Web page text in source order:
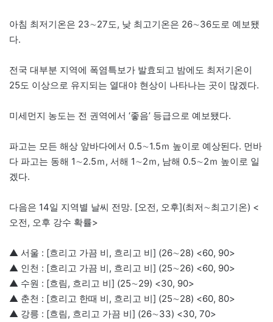
아침 최저기온은 23∼27도, 낮 최고기온은 26∼36도로 예보됐
다.
전국 대부분 지역에 폭염특보가 발효되고 밤에도 최저기온이
25도 이상으로 유지되는 열대야 현상이 나타나는 곳이 많겠다.
미세먼지 농도는 전 권역에서 ‘좋음’ 등급으로 예보됐다.
파고는 모든 해상 앞바다에서 0.5∼1.5ｍ 높이로 예상된다. 먼바
다 파고는 동해 1∼2.5ｍ, 서해 1∼2ｍ, 남해 0.5∼2ｍ 높이로 일
겠다.
다음은 14일 지역별 날씨 전망. [오전, 오후](최저∼최고기온) <
오전, 오후 강수 확률>
▲ 서울 : [흐리고 가끔 비, 흐리고 비] (26∼28) <60, 90>
▲ 인천 : [흐리고 가끔 비, 흐리고 비] (25∼26) <60, 90>
▲ 수원 : [흐림, 흐리고 비] (25∼29) <30, 90>
▲ 춘천 : [흐리고 한때 비, 흐리고 비] (25∼28) <60, 80>
▲ 강릉 : [흐림, 흐리고 가끔 비] (26∼33) <30, 70>